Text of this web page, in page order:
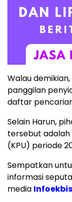
Walau
panggilan
daftar
Selain Harun,
tersebut adalah
(KPU) periode
Sempatkan
informasi
media